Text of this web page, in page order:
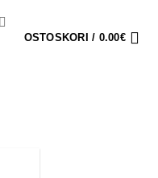
OSTOSKORI / 0.00€